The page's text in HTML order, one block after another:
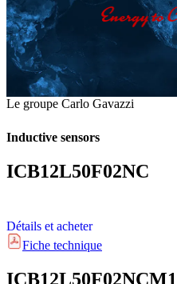
Le groupe Carlo Gavazzi
Inductive sensors
ICB12L50F02NC
Détails et acheter
Fiche technique
ICB12L50F02NCM1